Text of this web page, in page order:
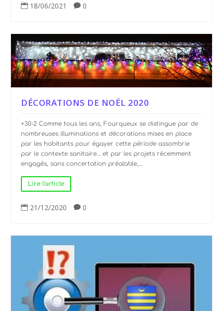
 18/06/2021  0
DÉCORATIONS DE NOËL 2020
+30-2 Comme tous les ans, Fourqueux se distingue par de
nombreuses illuminations et décorations mises en place
par les habitants pour égayer cette période assombrie
par le contexte sanitaire… et par les projets récemment
engagés, sans concertation préalable,...
Lire l'article
 21/12/2020  0